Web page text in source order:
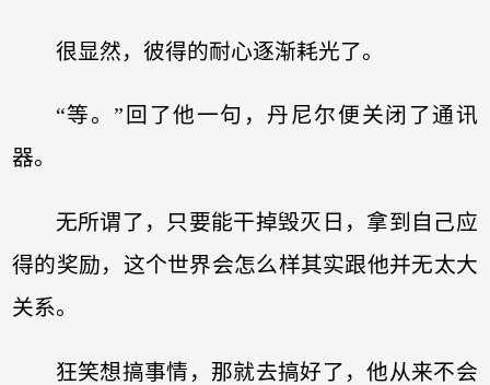
很显然，彼得的耐心逐渐耗光了。
“等。”回了他一句，丹尼尔便关闭了通讯
器。
无所谓了，只要能干掉毁灭日，拿到自己应
得的奖励，这个世界会怎么样其实跟他并无太大
关系。
狂笑想搞事情，那就去搞好了，他从来不会